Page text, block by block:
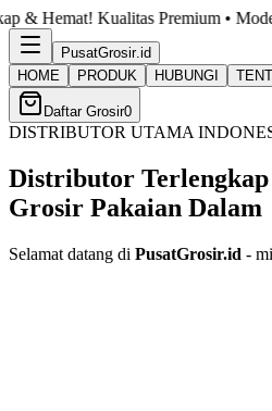
• Model Kekinian • Semua
PusatGrosir.id
HOME
PRODUK HUBUNGI
Daftar Grosir0
DISTRIBUTOR UTAMA
Distributor Terlengkap
Grosir Pakaian Dalam
Selamat datang di PusatGrosir.id -